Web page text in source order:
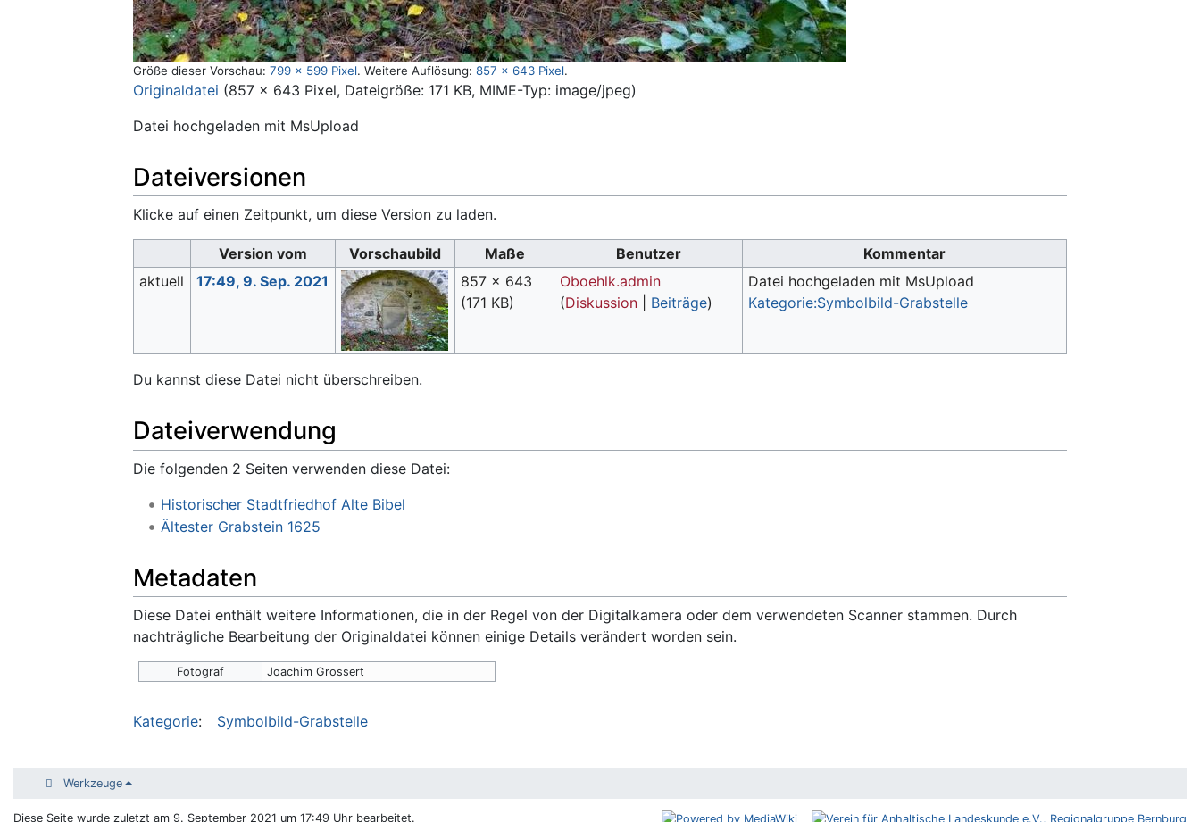
Größe dieser Vorschau: 799 × 599 Pixel. Weitere Auflösung: 857 × 643 Pixel.
Originaldatei (857 × 643 Pixel, Dateigröße: 171 KB, MIME-Typ: image/jpeg)
Datei hochgeladen mit MsUpload
Dateiversionen
Klicke auf einen Zeitpunkt, um diese Version zu laden.
Version vom Vorschaubild Maße Benutzer
Kommentar
aktuell
17:49, 9. Sep. 2021
857 × 643
(171 KB)
Oboehlk.admin
(Diskussion Beiträge)
Datei hochgeladen mit MsUpload
Kategorie:Symbolbild-Grabstelle
Du kannst diese Datei nicht überschreiben.
Dateiverwendung
Die folgenden 2 Seiten verwenden diese Datei:
Historischer Stadtfriedhof Alte Bibel
Ältester Grabstein 1625
Metadaten
Diese Datei enthält weitere Informationen, die in der Regel von der Digitalkamera oder dem verwendeten Scanner stammen. Durch
nachträgliche Bearbeitung der Originaldatei können einige Details verändert worden sein.
Fotograf Joachim Grossert
Kategorie: Symbolbild-Grabstelle
Werkzeuge
Diese Seite wurde zuletzt am 9. September 2021 um 17:49 Uhr bearbeitet.